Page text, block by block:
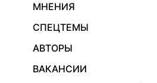
МНЕНИЯ
СПЕЦТЕМЫ
АВТОРЫ
ВАКАНСИИ